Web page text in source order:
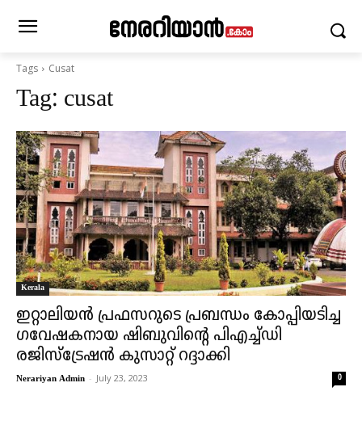
Tags Cusat
Tag: cusat
Kerala
ഇറ്റാലിയൻ പ്രഫസറുടെ പ്രബന്ധം കോപ്പിയടിച്ച
ഗവേഷകനായ ഷിബുവിന്റെ പിഎച്ച്ഡി
രജിസ്ട്രേഷൻ കുസാറ്റ് റദ്ദാക്കി
Nerariyan Admin - July 23, 2023 0